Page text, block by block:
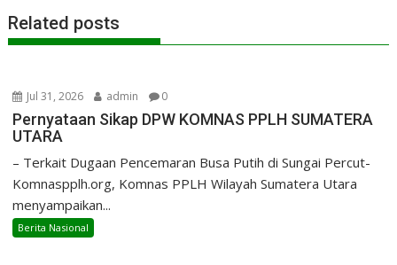
Related posts
Jul 31, 2026 admin 0
Pernyataan Sikap DPW KOMNAS PPLH SUMATERA
UTARA
– Terkait Dugaan Pencemaran Busa Putih di Sungai Percut-
Komnaspplh.org, Komnas PPLH Wilayah Sumatera Utara
menyampaikan...
Berita Nasional